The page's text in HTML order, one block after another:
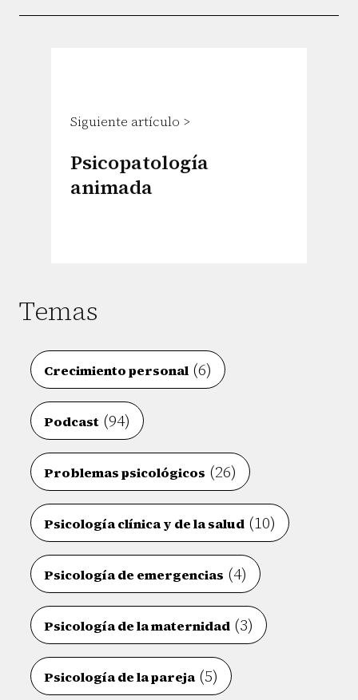
Siguiente artículo >
Psicopatología
animada
Temas
Crecimiento personal (6)
Podcast (94)
Problemas psicológicos (26)
Psicología clínica y de la salud (10)
Psicología de emergencias (4)
Psicología de la maternidad (3)
Psicología de la pareja(5)